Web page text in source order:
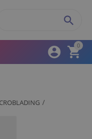
0



/